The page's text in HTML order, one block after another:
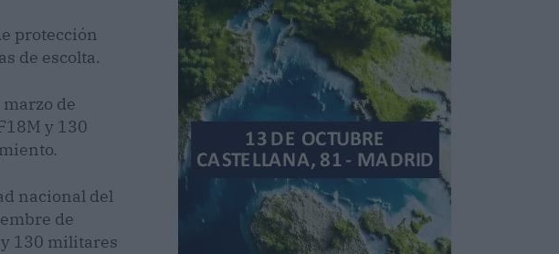
protección
de escolta.
de
y 130
nacional del
de
130 militares